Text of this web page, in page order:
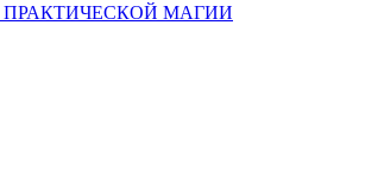
ПРАКТИЧЕСКОЙ МАГИИ